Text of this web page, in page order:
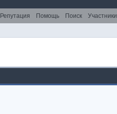
Репутация Помощь Поиск Участники